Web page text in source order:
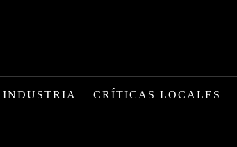
INDUSTRIA CRÍTICAS LOCALES